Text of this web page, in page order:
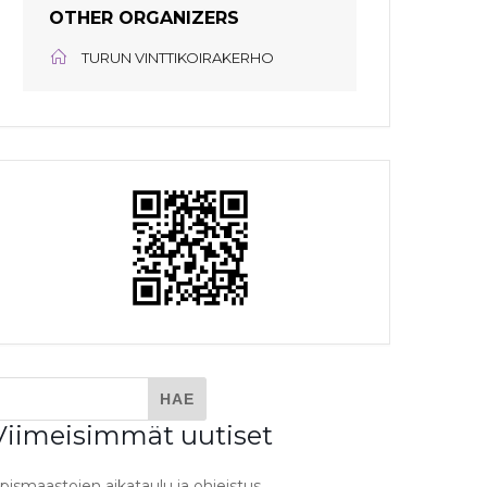
OTHER ORGANIZERS
TURUN VINTTIKOIRAKERHO
uutiset